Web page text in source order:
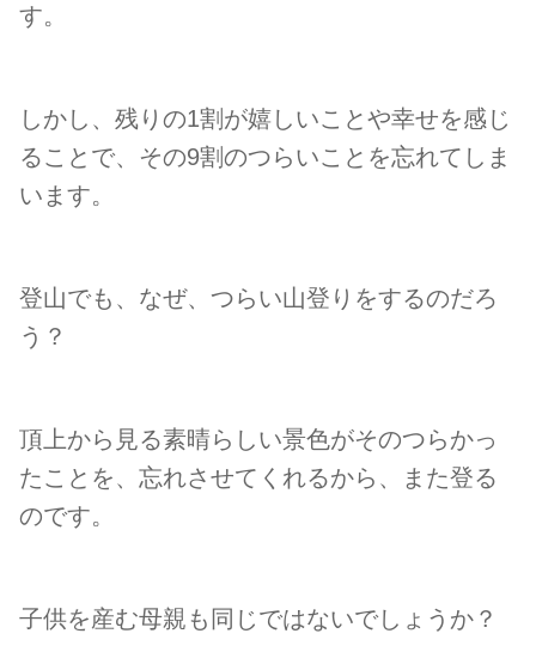
す。
しかし、残りの1割が嬉しいことや幸せを感じ
ることで、その9割のつらいことを忘れてしま
います。
登山でも、なぜ、つらい山登りをするのだろ
う？
頂上から見る素晴らしい景色がそのつらかっ
たことを、忘れさせてくれるから、また登る
のです。
子供を産む母親も同じではないでしょうか？